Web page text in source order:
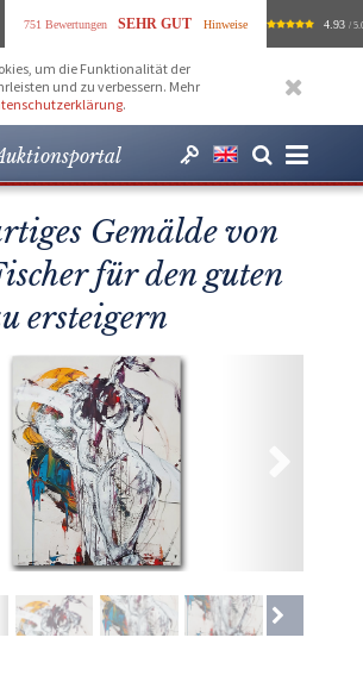
751 Bewertungen SEHR GUT Hinweise 4.93 /
um die Funktionalität der
und zu verbessern. Mehr
.
Gemälde von
für den guten
ersteigern